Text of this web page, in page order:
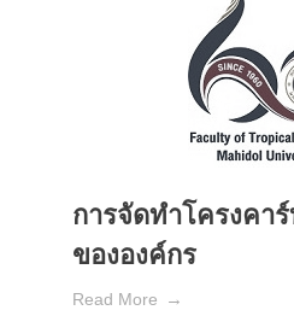
การจัดทำโครงคา
ขององค์กร
Read More